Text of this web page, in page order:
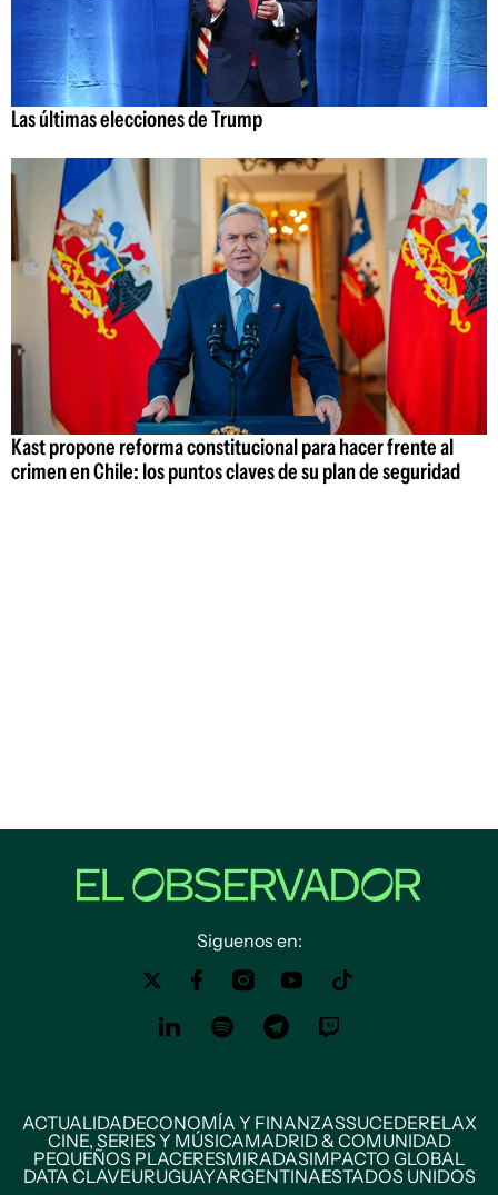
Las últimas elecciones de Trump
Kast propone reforma constitucional para hacer frente al
crimen en Chile: los puntos claves de su plan de seguridad
Siguenos en:
ACTUALIDADECONOMÍA Y FINANZASSUCEDERELAX
CINE, SERIES Y MÚSICAMADRID & COMUNIDAD
PEQUEÑOS PLACERESMIRADASIMPACTO GLOBAL
DATA CLAVEURUGUAYARGENTINAESTADOS UNIDOS